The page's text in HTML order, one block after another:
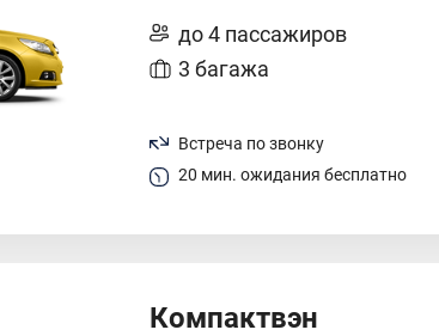
до 4 пассажиров
3 багажа
Встреча по звонку
20 мин. ожидания бесплатно
Компактвэн